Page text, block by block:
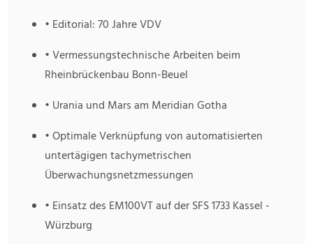
• Editorial: 70 Jahre VDV
• Vermessungstechnische Arbeiten beim
Rheinbrückenbau Bonn-Beuel
• Urania und Mars am Meridian Gotha
• Optimale Verknüpfung von automatisierten
untertägigen tachymetrischen
Überwachungsnetzmessungen
• Einsatz des EM100VT auf der SFS 1733 Kassel -
Würzburg